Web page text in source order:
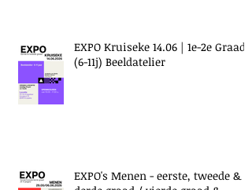
EXPO Kruiseke 14.06 | 1e-2e Graad
(6-11j) Beeldatelier
EXPO's Menen - eerste, tweede &